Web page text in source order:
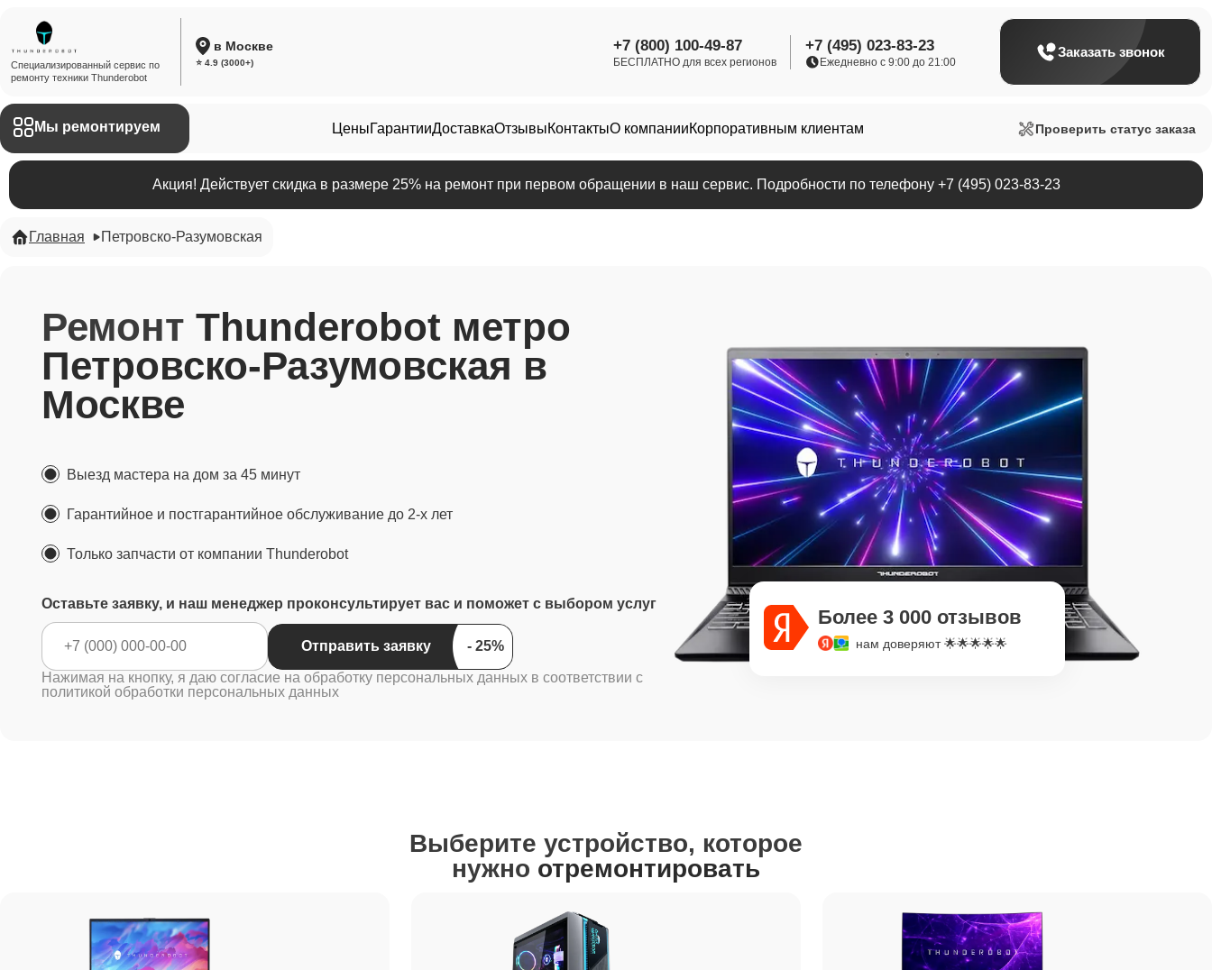
Специализированный сервис по
ремонту техники Thunderobot
в Москве
⭐ 4.9 (3000+)
+7 (800) 100-49-87
БЕСПЛАТНО для всех регионов
+7 (495) 023-83-23
Ежедневно с 9:00 до 21:00
Заказать звонок
Мы ремонтируем ЦеныГарантииДоставкаОтзывыКонтактыО компанииКорпоративным клиентам Проверить статус заказа
Акция! Действует скидка в размере 25% на ремонт при первом обращении в наш сервис. Подробности по телефону +7 (495) 023-83-23
Главная Петровско-Разумовская
Ремонт Thunderobot метро
Петровско-Разумовская в
Москве
Выезд мастера на дом за 45 минут
Гарантийное и постгарантийное обслуживание до 2-х лет
Только запчасти от компании Thunderobot
Оставьте заявку, и наш менеджер проконсультирует вас и поможет с выбором услуг
Отправить заявку
Нажимая на кнопку, я даю согласие на обработку персональных данных в соответствии с
политикой обработки персональных данных
Более 3 000 отзывов
нам доверяют 🌟🌟🌟🌟🌟
Выберите устройство, которое
нужно отремонтировать